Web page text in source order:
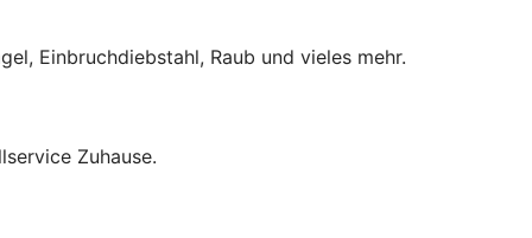
Einbruchdiebstahl, Raub und vieles mehr.
Zuhause.